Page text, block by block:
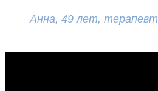
Анна, 49 лет, терапевт